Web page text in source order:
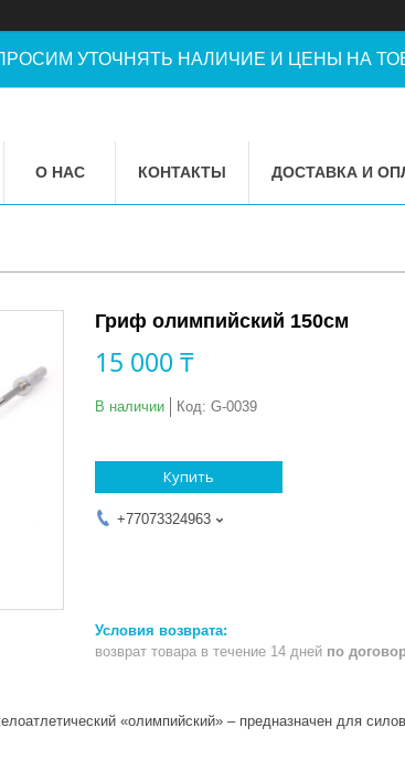
УТОЧНЯТЬ НАЛИЧИЕ И ЦЕНЫ НА
О НАС КОНТАКТЫ ДОСТАВКА И
Гриф олимпийский 150см
15 000 ₸
В наличии Код: G-0039
Купить
+77073324963
возврат товара в течение 14 дней по
«олимпийский» – предназначен для